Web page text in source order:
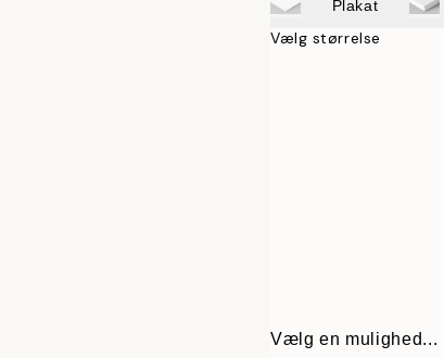
Plakat
Vælg størrelse
Vælg en mulighed...